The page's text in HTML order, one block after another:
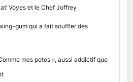
Voyes et le Chef Joffrey
gum qui a fait souffler des
mes potos », aussi addictif que